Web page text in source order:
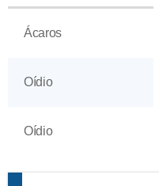
Ácaros
Oídio
Oídio